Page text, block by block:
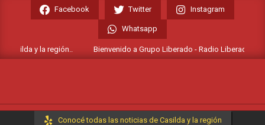
Facebook Twitter Instagram
Whatsapp
y la región.. Bienvenido a Grupo Liberado - Radio Liberada
Primary
Conocé todas las noticias de Casilda y la región